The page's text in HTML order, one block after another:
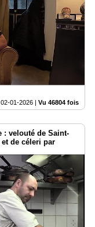
02-01-2026 | Vu 46804 fois
: velouté de Saint-
de céleri par